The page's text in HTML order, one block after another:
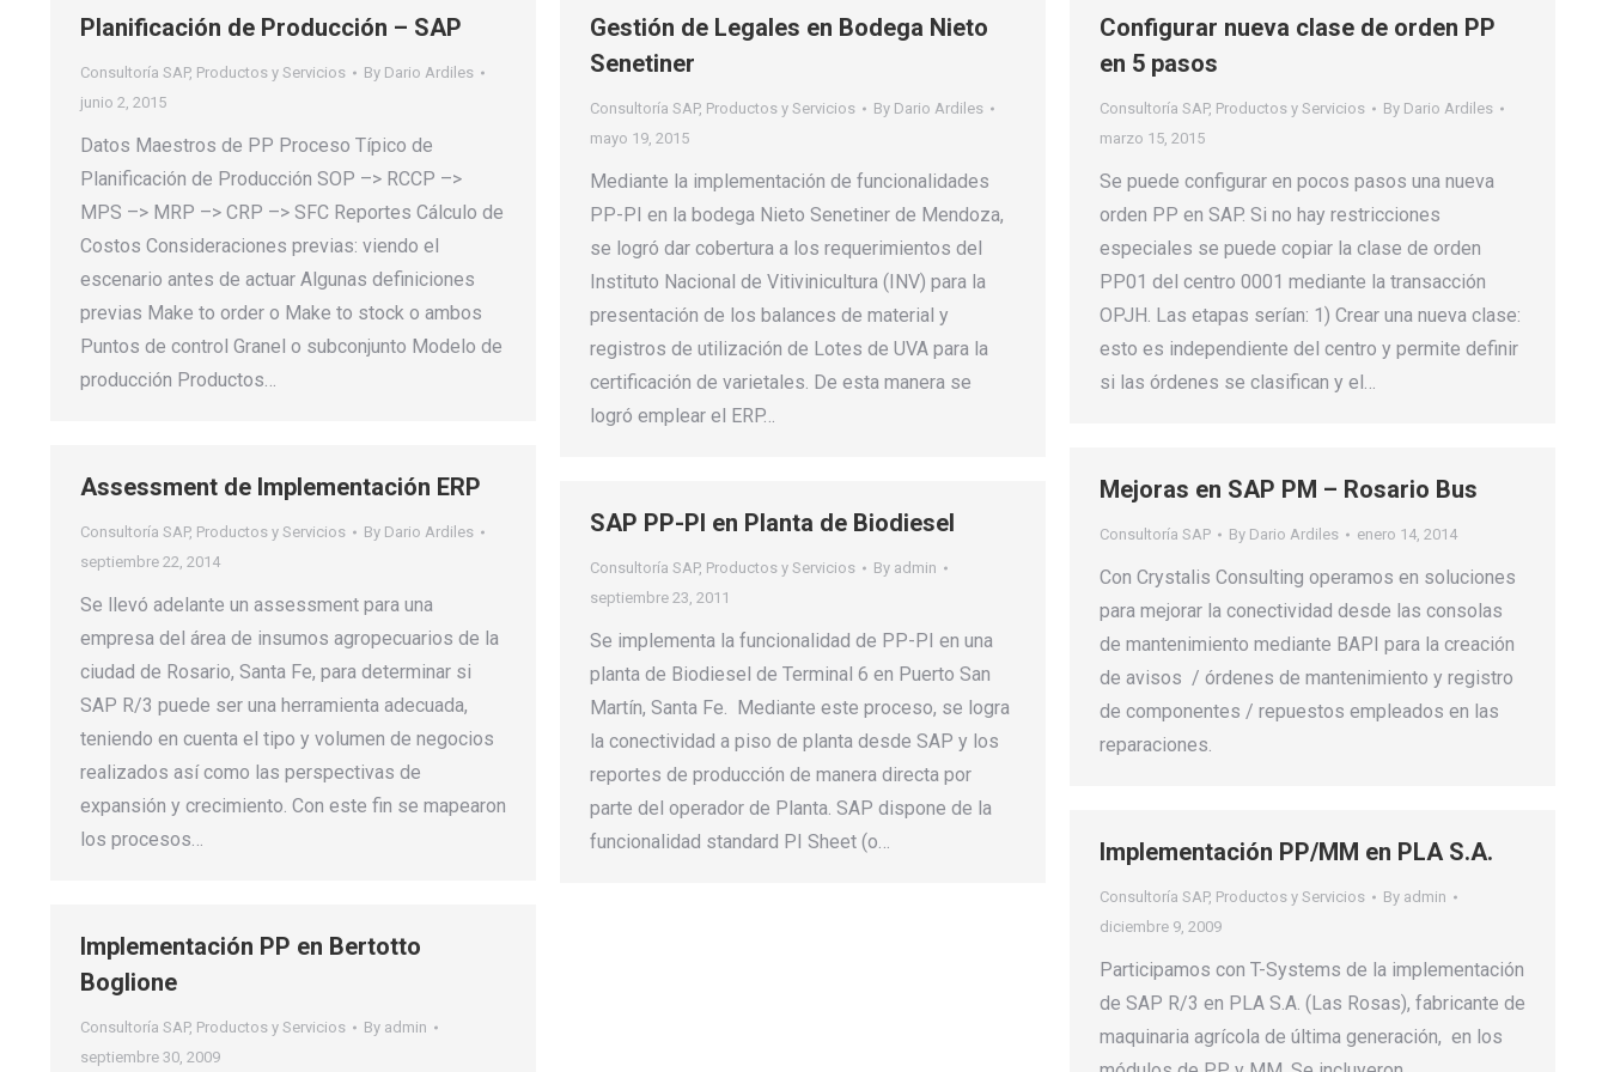
Planificación de Producción – SAP
Consultoría SAP, Productos y Servicios By Dario Ardiles
junio 2, 2015
Datos Maestros de PP Proceso Típico de
Planificación de Producción SOP –> RCCP –>
MPS –> MRP –> CRP –> SFC Reportes Cálculo de
Costos Consideraciones previas: viendo el
escenario antes de actuar Algunas definiciones
previas Make to order o Make to stock o ambos
Puntos de control Granel o subconjunto Modelo de
producción Productos…
Gestión de Legales en Bodega Nieto
Senetiner
Consultoría SAP, Productos y Servicios By Dario Ardiles
mayo 19, 2015
Mediante la implementación de funcionalidades
PP-PI en la bodega Nieto Senetiner de Mendoza,
se logró dar cobertura a los requerimientos del
Instituto Nacional de Vitivinicultura (INV) para la
presentación de los balances de material y
registros de utilización de Lotes de UVA para la
certificación de varietales. De esta manera se
logró emplear el ERP…
Configurar nueva clase de orden PP
en 5 pasos
Consultoría SAP, Productos y Servicios By Dario Ardiles
marzo 15, 2015
Se puede configurar en pocos pasos una nueva
orden PP en SAP. Si no hay restricciones
especiales se puede copiar la clase de orden
PP01 del centro 0001 mediante la transacción
OPJH. Las etapas serían: 1) Crear una nueva clase:
esto es independiente del centro y permite definir
si las órdenes se clasifican y el…
Assessment de Implementación ERP
Consultoría SAP, Productos y Servicios By Dario Ardiles
septiembre 22, 2014
Se llevó adelante un assessment para una
empresa del área de insumos agropecuarios de la
ciudad de Rosario, Santa Fe, para determinar si
SAP R/3 puede ser una herramienta adecuada,
teniendo en cuenta el tipo y volumen de negocios
realizados así como las perspectivas de
expansión y crecimiento. Con este fin se mapearon
los procesos…
Mejoras en SAP PM – Rosario Bus
Consultoría SAP By Dario Ardiles enero 14, 2014
Con Crystalis Consulting operamos en soluciones
para mejorar la conectividad desde las consolas
de mantenimiento mediante BAPI para la creación
de avisos / órdenes de mantenimiento y registro
de componentes / repuestos empleados en las
reparaciones.
SAP PP-PI en Planta de Biodiesel
Consultoría SAP, Productos y Servicios By admin
septiembre 23, 2011
Se implementa la funcionalidad de PP-PI en una
planta de Biodiesel de Terminal 6 en Puerto San
Martín, Santa Fe. Mediante este proceso, se logra
la conectividad a piso de planta desde SAP y los
reportes de producción de manera directa por
parte del operador de Planta. SAP dispone de la
funcionalidad standard PI Sheet (o…
Implementación PP/MM en PLA S.A.
Consultoría SAP, Productos y Servicios By admin
diciembre 9, 2009
Participamos con T-Systems de la implementación
de SAP R/3 en PLA S.A. (Las Rosas), fabricante de
maquinaria agrícola de última generación, en los
Implementación PP en Bertotto
Boglione
Consultoría SAP, Productos y Servicios By admin
septiembre 30, 2009